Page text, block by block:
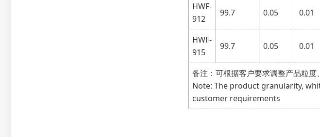
HWF-
912
99.7 0.05 0.01
HWF-
915
99.7 0.05 0.01
备注：可根据客户要求调整产品粒度
Note: The product granularity,
customer requirements